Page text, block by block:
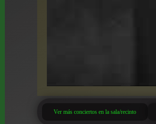
Ver más conciertos en la sala/recinto